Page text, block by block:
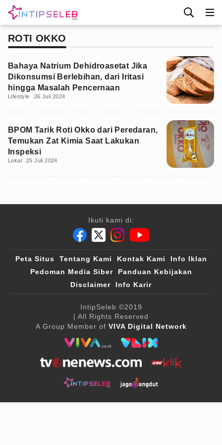
ROTI OKKO
Bahaya Natrium Dehidroasetat Jika
Dikonsumsi Berlebihan, dari Iritasi
hingga Masalah Pencernaan
Lifestyle 26 Juli 2024
BPOM Tarik Roti Okko dari Peredaran,
Temukan Zat Kimia Saat Lakukan
Inspeksi
Lokal 25 Juli 2024
Ikuti kami di:
Peta Situs Tentang Kami Kontak Kami
Info Iklan
Pedoman Media Siber
Panduan Kebijakan
Disclaimer
Info Karir
IntipSeleb ©2019
| All Rights Reserved
A Group Member of VIVA Digital Network